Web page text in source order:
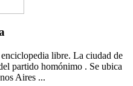
libre. La ciudad de
partido homónimo . Se ubica
Aires ...